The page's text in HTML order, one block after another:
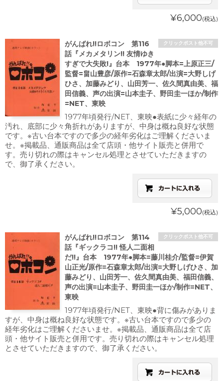
¥6,000(税込)
クリックポスト他不可
がんばれ!!ロボコン 第116
話『メカメタリン!! 友情ゆき
すぎで大失敗!』台本 1977年●脚本=上原正三/
監督=畠山豊彦/原作=石森章太郎/出演=大野しげ
ひさ、加藤みどり、山田芳一、佐久間真由美、福
田信義、声の出演=山本圭子、野田圭一ほか/制作
=NET、東映
1977年頃発行/NET、東映●表紙に少々経年の
汚れ、底部に少々角折れがありますが、中身は概ね良好な状態
です。※古い台本ですので多少の経年劣化はご理解くださいま
せ。※掲載品、通販商品は全て店頭・他サイト販売と併用で
す。売り切れの際はキャンセル処理とさせていただきますの
で、御了承ください。
¥5,000(税込)
クリックポスト他不可
がんばれ!!ロボコン 第114
話『ギックラコ!! 怪人二面相
だ!!』台本 1977年●脚本=藤川桂介/監督=伊賀
山正光/原作=石森章太郎/出演=大野しげひさ、加
藤みどり、山田芳一、佐久間真由美、福田信義、
声の出演=山本圭子、野田圭一ほか/制作=NET、
東映
1977年頃発行/NET、東映●背に傷みがありま
すが、中身は概ね良好な状態です。※古い台本ですので多少の
経年劣化はご理解くださいませ。※掲載品、通販商品は全て店
頭・他サイト販売と併用です。売り切れの際はキャンセル処理
とさせていただきますので、御了承ください。